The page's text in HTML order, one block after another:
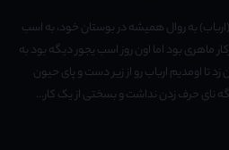
به روال همیشه در بوستان خود، به اسب
بود اما اون روز اسب یجور دیگه بود به
زد تا اومدیم ارباب رو از زیر دست و پای حیون
نای حرف زدن نداشت و بسختی از یک کار...